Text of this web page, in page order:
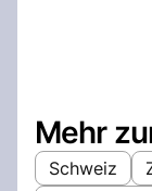
Mehr
Schweiz